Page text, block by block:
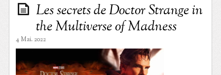
Les secrets de Doctor Strange in
the Multiverse of Madness
4 Mai. 2022